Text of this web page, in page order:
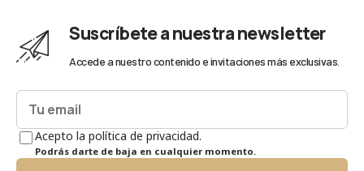
Suscríbete a nuestra newsletter
Accede a nuestro contenido e invitaciones más exclusivas.
Acepto la política de privacidad.
Podrás darte de baja en cualquier momento.